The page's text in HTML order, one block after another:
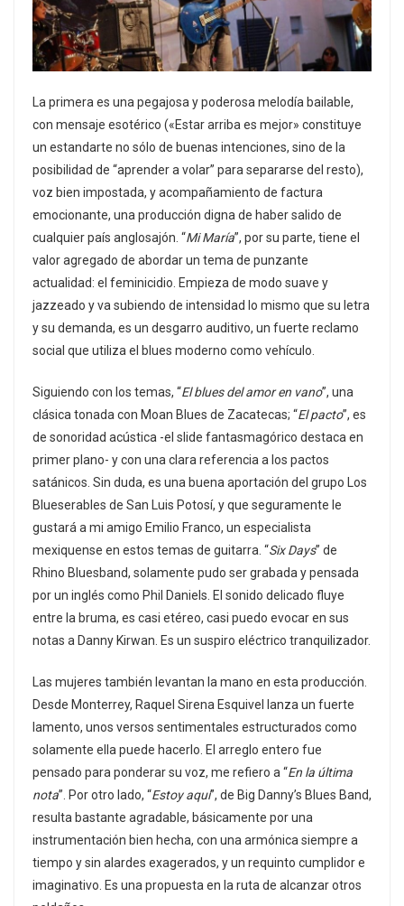
La primera es una pegajosa y poderosa melodía bailable,
con mensaje esotérico («Estar arriba es mejor» constituye
un estandarte no sólo de buenas intenciones, sino de la
posibilidad de “aprender a volar” para separarse del resto),
voz bien impostada, y acompañamiento de factura
emocionante, una producción digna de haber salido de
cualquier país anglosajón. “Mi María”, por su parte, tiene el
valor agregado de abordar un tema de punzante
actualidad: el feminicidio. Empieza de modo suave y
jazzeado y va subiendo de intensidad lo mismo que su letra
y su demanda, es un desgarro auditivo, un fuerte reclamo
social que utiliza el blues moderno como vehículo.
Siguiendo con los temas, “El blues del amor en vano”, una
clásica tonada con Moan Blues de Zacatecas; “El pacto”, es
de sonoridad acústica -el slide fantasmagórico destaca en
primer plano- y con una clara referencia a los pactos
satánicos. Sin duda, es una buena aportación del grupo Los
Blueserables de San Luis Potosí, y que seguramente le
gustará a mi amigo Emilio Franco, un especialista
mexiquense en estos temas de guitarra. “Six Days” de
Rhino Bluesband, solamente pudo ser grabada y pensada
por un inglés como Phil Daniels. El sonido delicado fluye
entre la bruma, es casi etéreo, casi puedo evocar en sus
notas a Danny Kirwan. Es un suspiro eléctrico tranquilizador.
Las mujeres también levantan la mano en esta producción.
Desde Monterrey, Raquel Sirena Esquivel lanza un fuerte
lamento, unos versos sentimentales estructurados como
solamente ella puede hacerlo. El arreglo entero fue
pensado para ponderar su voz, me refiero a “En la última
nota”. Por otro lado, “Estoy aquí”, de Big Danny’s Blues Band,
resulta bastante agradable, básicamente por una
instrumentación bien hecha, con una armónica siempre a
tiempo y sin alardes exagerados, y un requinto cumplidor e
imaginativo. Es una propuesta en la ruta de alcanzar otros